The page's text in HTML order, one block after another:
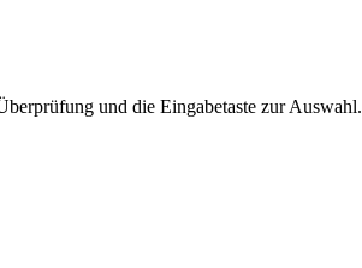
und die Eingabetaste zur Auswahl.